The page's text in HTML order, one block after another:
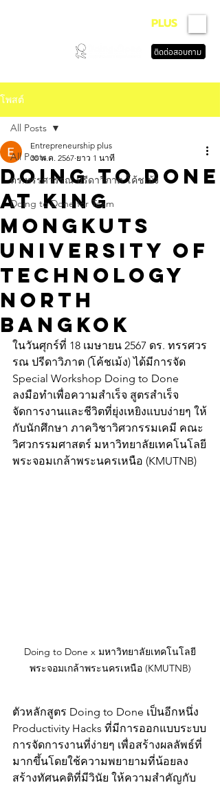
PLUS
ติดต่อสอบถาม
โพสต์
All Posts
ดร.ทรรศวรรณ ปรีดาวิภาต โค้ชเม้ง
Doing to Done for Team
All Posts
Doing to Done
at King
Mongkuts
University of
Technology
North
Bangkok
Entrepreneurship plus
30 พ.ค. 2567 ยาว 1 นาที
ในวันศุกร์ที่ 18 เมษายน 2567 ดร. ทรรศวร
รณ ปรีดาวิภาต (โค้ชเม้ง) ได้มีการจัด
Special Workshop Doing to Done
ลงมือทำเพื่อความสำเร็จ สูตรสำเร็จ
จัดการงานและชีวิตที่ยุ่งเหยิงแบบง่ายๆ ให้
กับนักศึกษา ภาควิชาวิศวกรรมเคมี คณะ
วิศวกรรมศาสตร์ มหาวิทยาลัยเทคโนโลยี
พระจอมเกล้าพระนครเหนือ (KMUTNB)
Doing to Done x มหาวิทยาลัยเทคโนโลยี
พระจอมเกล้าพระนครเหนือ (KMUTNB)
ตัวหลักสูตร Doing to Done เป็นอีกหนึ่ง
Productivity Hacks ที่มีการออกแบบระบบ
การจัดการงานที่ง่ายๆ เพื่อสร้างผลลัพธ์ที่
มากขึ้นโดยใช้ความพยายามที่น้อยลง
สร้างทัศนคติที่มีวินัย ให้ความสำคัญกับ